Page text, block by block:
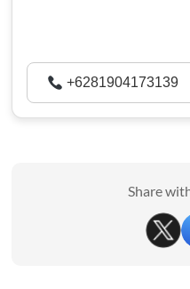
+6281904173139
Share